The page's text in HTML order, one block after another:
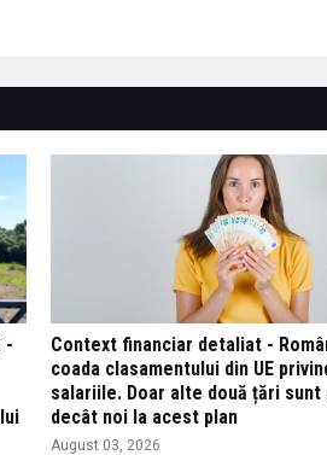
-
Context financiar detaliat -
coada clasamentului din UE
salariile. Doar alte două țări sunt
decât noi la acest plan
August 03, 2026